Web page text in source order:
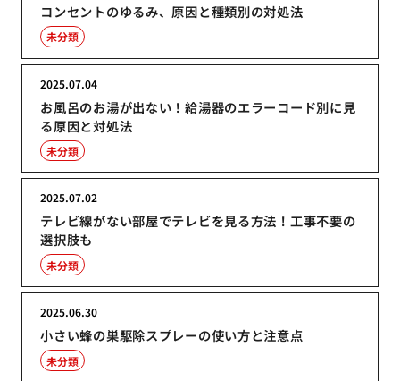
コンセントのゆるみ、原因と種類別の対処法
未分類
お風呂のお湯が出ない！給湯器のエラーコード別に見
る原因と対処法
2025.07.04
未分類
テレビ線がない部屋でテレビを見る方法！工事不要の
選択肢も
2025.07.02
未分類
小さい蜂の巣駆除スプレーの使い方と注意点
2025.06.30
未分類